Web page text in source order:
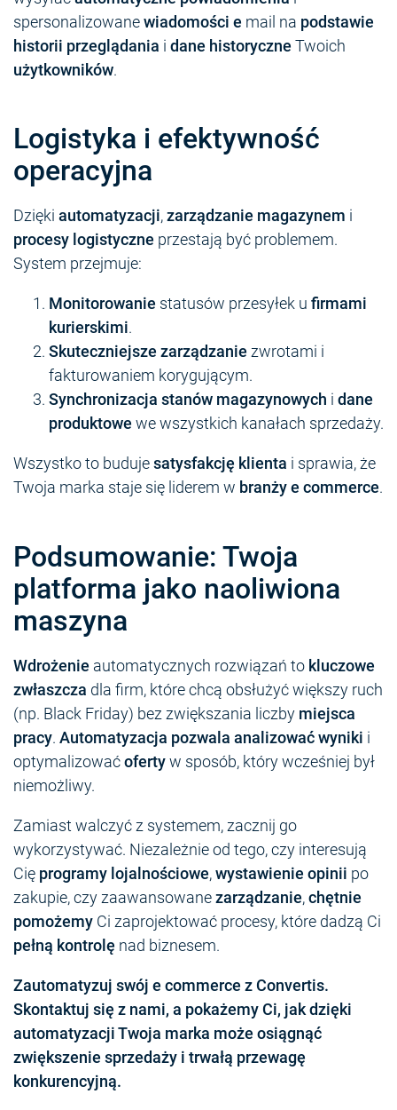
spersonalizowanewiadomości e mail na podstawie
historii przeglądania i dane historyczne Twoich
użytkowników.
Logistyka i efektywność
operacyjna
Dzięki automatyzacji,zarządzanie magazynem i
procesy logistyczne przestają być problemem.
System przejmuje:
Monitorowanie statusów przesyłek u firmami
kurierskimi.
Skuteczniejsze zarządzanie zwrotami i
fakturowaniem korygującym.
Synchronizacja stanów magazynowych i dane
produktowe we wszystkich kanałach sprzedaży.
Wszystko to budujesatysfakcję klienta i sprawia, że
Twoja marka staje się liderem w branży e commerce.
Podsumowanie: Twoja
platforma jako naoliwiona
maszyna
Wdrożenie automatycznych rozwiązań to kluczowe
zwłaszcza dla firm, które chcą obsłużyć większy ruch
(np. Black Friday) bez zwiększania liczby miejsca
pracy. Automatyzacja pozwala analizować wyniki i
optymalizowaćofertyw sposób, który wcześniej był
niemożliwy.
Zamiast walczyć z systemem, zacznij go
wykorzystywać. Niezależnie od tego, czy interesują
Cię programy lojalnościowe,wystawienie opinii po
zakupie, czy zaawansowanezarządzanie,chętnie
pomożemy Ci zaprojektować procesy, które dadzą Ci
pełną kontrolę nad biznesem.
Zautomatyzuj swój e commerce z Convertis.
Skontaktuj się z nami, a pokażemy Ci, jak dzięki
automatyzacji Twoja marka może osiągnąć
zwiększenie sprzedaży i trwałą przewagę
konkurencyjną.